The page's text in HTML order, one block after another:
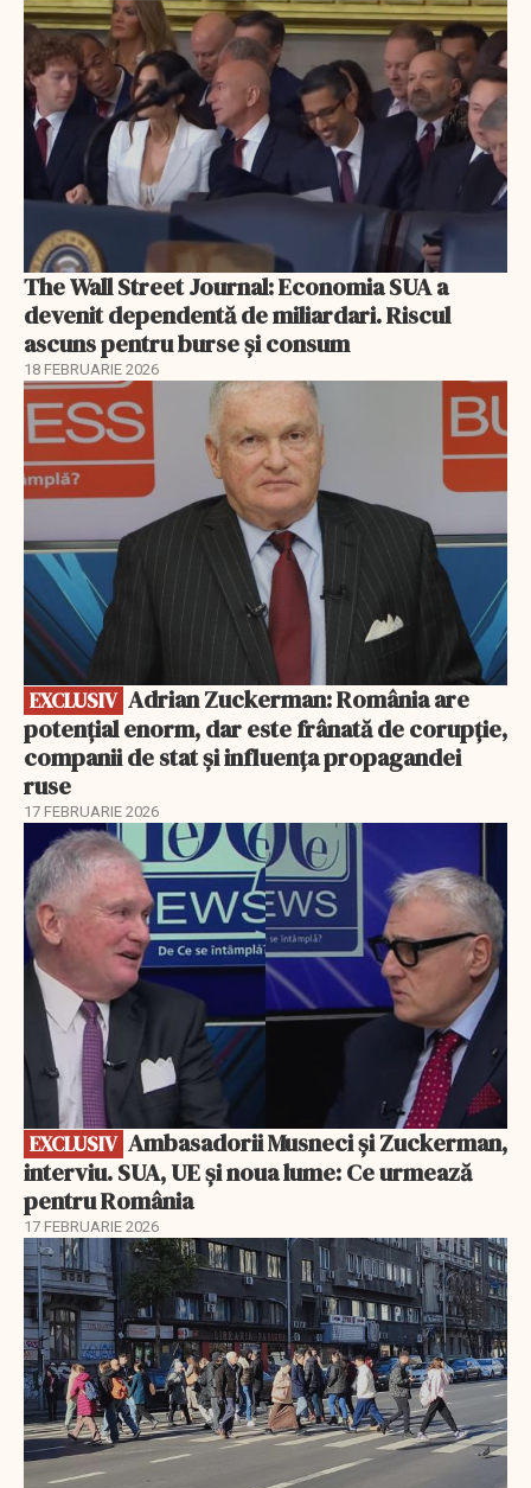
The Wall Street Journal: Economia SUA a
devenit dependentă de miliardari. Riscul
ascuns pentru burse și consum
18 FEBRUARIE 2026
EXCLUSIV
EXCLUSIV
potențial enorm, dar este frânată de corupție,
companii de stat și influența propagandei
ruse
17 FEBRUARIE 2026
EXCLUSIV
EXCLUSIV
interviu. SUA, UE și noua lume: Ce urmează
pentru România
17 FEBRUARIE 2026